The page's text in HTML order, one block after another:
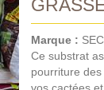
Marque :
Ce substrat
pourriture